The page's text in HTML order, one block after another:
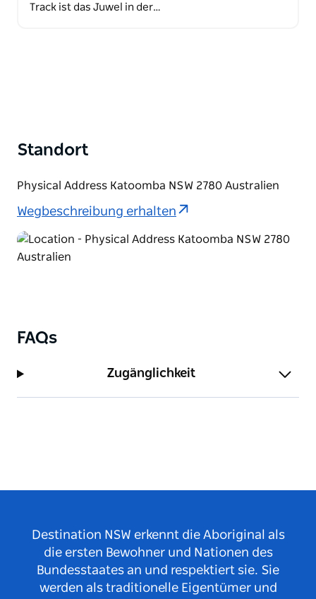
Track ist das Juwel in der…
Standort
Physical Address Katoomba NSW 2780 Australien
Wegbeschreibung erhalten
FAQs
Zugänglichkeit
Destination NSW erkennt die Aboriginal als
die ersten Bewohner und Nationen des
Bundesstaates an und respektiert sie. Sie
werden als traditionelle Eigentümer und